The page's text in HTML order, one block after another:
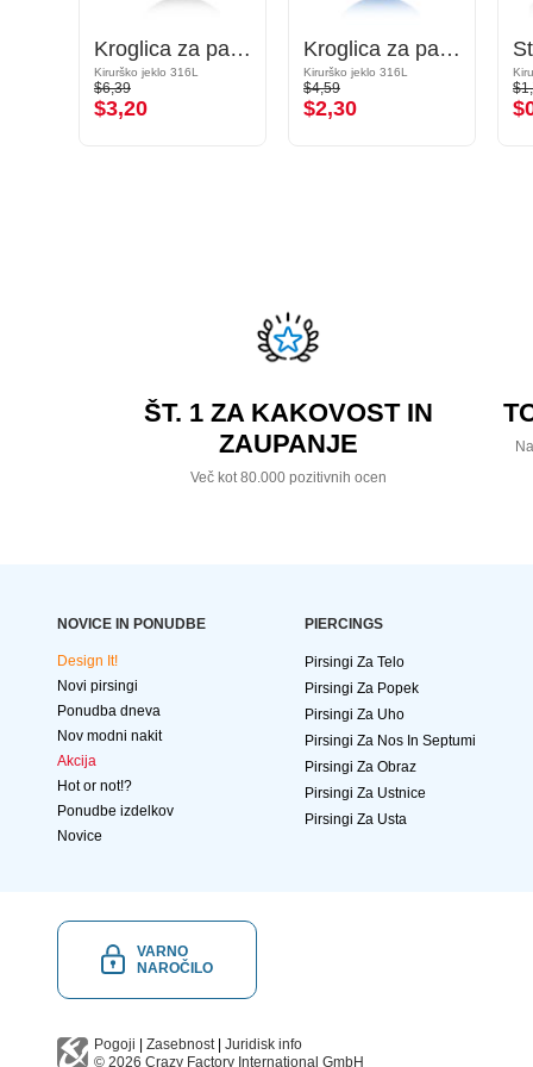
Kroglica za palčke z notranjim navojem (kirurško jeklo, srebrna, sijoč zaključek)
Kirurško jeklo 316L
$6,39
$3,20
Kroglica za palčke z navojem (kirurško jeklo, anodizirana)
Kirurško jeklo 316L
$4,59
$2,30
ŠT. 1 ZA KAKOVOST IN
ZAUPANJE
Več kot 80.000 pozitivnih ocen
NOVICE IN PONUDBE
Design It!
Novi pirsingi
Ponudba dneva
Nov modni nakit
Akcija
Hot or not!?
Ponudbe izdelkov
Novice
PIERCINGS
Pirsingi Za Telo
Pirsingi Za Popek
Pirsingi Za Uho
Pirsingi Za Nos In Septumi
Pirsingi Za Obraz
Pirsingi Za Ustnice
Pirsingi Za Usta
VARNO
NAROČILO
Pogoji Zasebnost| Juridisk info
© 2026 Crazy Factory International GmbH